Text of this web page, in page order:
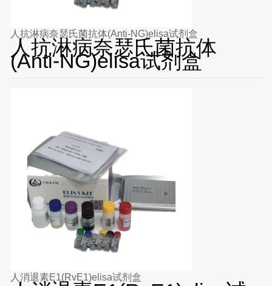
人抗淋病奈瑟氏菌抗体(Anti-NG)elisa试剂盒
人抗淋病奈瑟氏菌抗体
(Anti-NG)elisa试剂盒
人消退素E1(RvE1)elisa试剂盒